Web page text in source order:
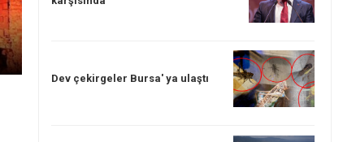
Dev çekirgeler Bursa' ya ulaştı